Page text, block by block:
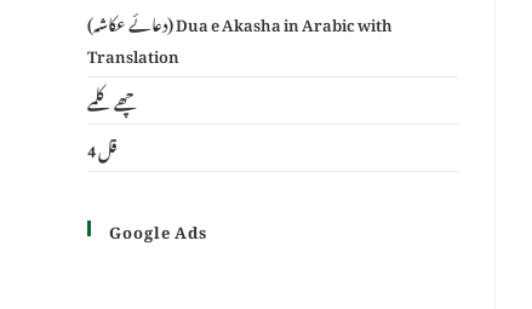
(دعائے عکاشہ) Dua e Akasha in Arabic with
Translation
چھے کلمے
4 قل
Google Ads